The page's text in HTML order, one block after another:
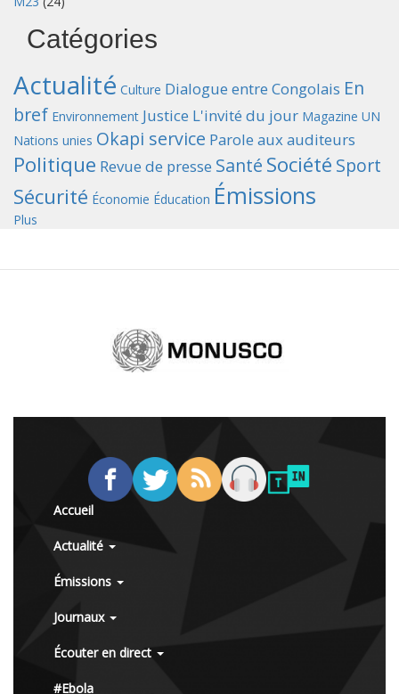
Catégories
Actualité Culture Dialogue entre Congolais En
bref Environnement Justice L'invité du jour Magazine UN
Nations unies Okapi service Parole aux auditeurs
Politique Revue de presse Santé Société Sport
Sécurité Économie Éducation Émissions
Plus
Accueil
Actualité
Émissions
Journaux
Écouter en direct
#Ebola